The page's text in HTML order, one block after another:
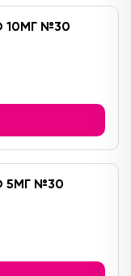
10МГ №30
5МГ №30